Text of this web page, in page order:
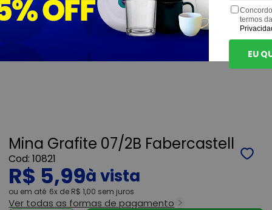
Mina Grafite 07/2B Fabercastell
10821
R$ 5,99
ou 6x de R$ 1,00 sem juros
Ver todas as formas de pagamento
termos
EU